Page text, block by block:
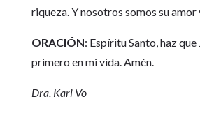
riqueza. Y nosotros somos su amor
ORACIÓN: Espíritu Santo, haz que
primero en mi vida. Amén.
Dra. Kari Vo